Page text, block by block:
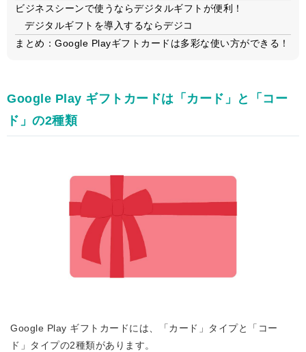
ビジネスシーンで使うならデジタルギフトが便利！
デジタルギフトを導入するならデジコ
まとめ：Google Playギフトカードは多彩な使い方ができる！
Google Play ギフトカードは「カード」と「コー
ド」の2種類
Google Play ギフトカードには、「カード」タイプと「コー
ド」タイプの2種類があります。